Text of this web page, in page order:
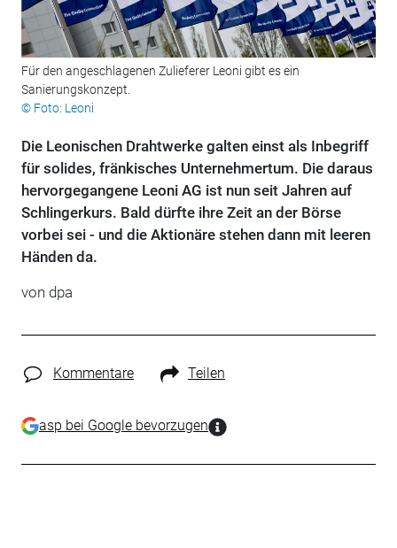
Für den angeschlagenen Zulieferer Leoni gibt es ein
Sanierungskonzept.
© Foto: Leoni
Die Leonischen Drahtwerke galten einst als Inbegriff
für solides, fränkisches Unternehmertum. Die daraus
hervorgegangene Leoni AG ist nun seit Jahren auf
Schlingerkurs. Bald dürfte ihre Zeit an der Börse
vorbei sei - und die Aktionäre stehen dann mit leeren
Händen da.
von dpa
Kommentare Teilen
asp bei Google bevorzugen